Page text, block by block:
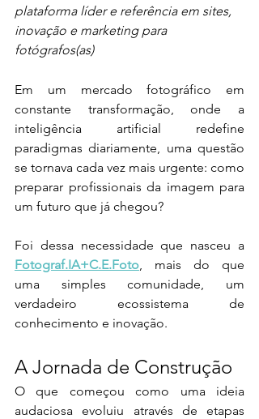
plataforma líder e referência em sites,
inovação e marketing para
fotógrafos(as)
Em um mercado fotográfico em
constante transformação, onde a
inteligência artificial redefine
paradigmas diariamente, uma questão
se tornava cada vez mais urgente: como
preparar profissionais da imagem para
um futuro que já chegou?
Fotograf.IA+C.E.Foto, mais do que
uma simples comunidade, um
verdadeiro ecossistema de
conhecimento e inovação.
A Jornada de Construção
O que começou como uma ideia
audaciosa evoluiu através de etapas